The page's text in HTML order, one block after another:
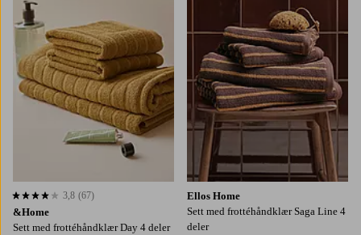
&Home
Sett med frottéhåndklær Day 4 deler
3,8 basert på 67 karaktergivninger
3,8 (67)
Ellos Home
Sett med frottéhåndklær Saga Line 4
deler